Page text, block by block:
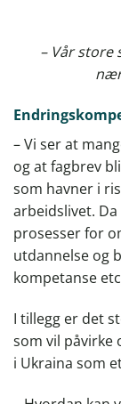
– Vår store
– Vi ser at
og at fagbrev
som havner i
arbeidslivet.
prosesser for
utdannelse og
kompetanse
I tillegg er det
som vil påvirke
i Ukraina som